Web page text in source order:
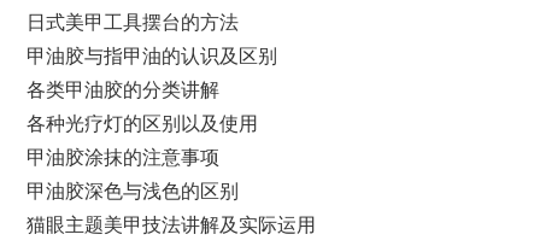
日式美甲工具摆台的方法
甲油胶与指甲油的认识及区别
各类甲油胶的分类讲解
各种光疗灯的区别以及使用
甲油胶涂抹的注意事项
甲油胶深色与浅色的区别
猫眼主题美甲技法讲解及实际运用